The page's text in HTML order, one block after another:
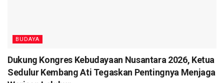
BUDAYA
Dukung Kongres Kebudayaan Nusantara 2026, Ketua
Sedulur Kembang Ati Tegaskan Pentingnya Menjaga